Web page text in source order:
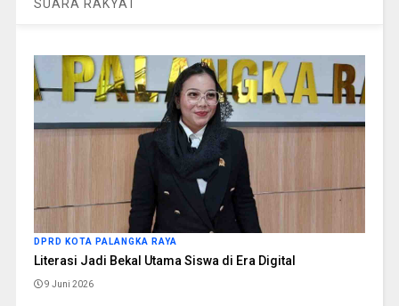
SUARA RAKYAT
DPRD KOTA PALANGKA RAYA
Literasi Jadi Bekal Utama Siswa di Era Digital
9 Juni 2026